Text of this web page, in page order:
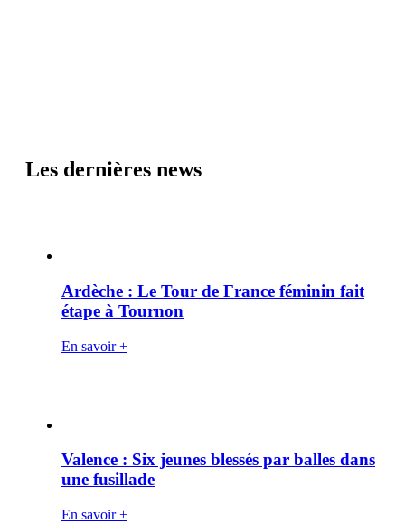
Les dernières news
Ardèche : Le Tour de France féminin fait
étape à Tournon
En savoir +
Valence : Six jeunes blessés par balles dans
une fusillade
En savoir +